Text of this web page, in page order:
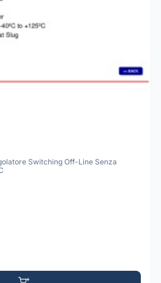
Switching Off-Line Senza